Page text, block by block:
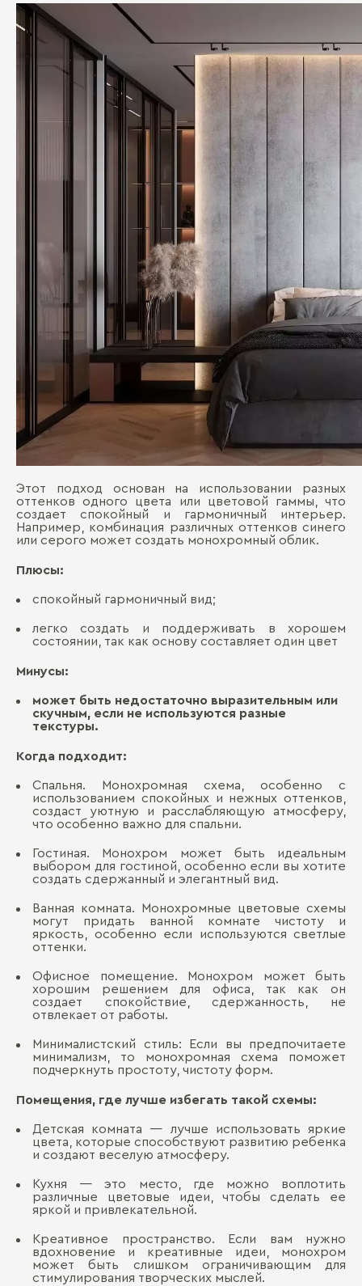
Этот подход основан на использовании разных
оттенков одного цвета или цветовой гаммы, что
создает спокойный и гармоничный интерьер.
Например, комбинация различных оттенков синего
или серого может создать монохромный облик.
Плюсы:
спокойный гармоничный вид;
легко создать и поддерживать в хорошем
состоянии, так как основу составляет один цвет
Минусы:
может быть недостаточно выразительным или
скучным, если не используются разные
текстуры.
Когда подходит:
Спальня. Монохромная схема, особенно с
использованием спокойных и нежных оттенков,
создаст уютную и расслабляющую атмосферу,
что особенно важно для спальни.
Гостиная. Монохром может быть идеальным
выбором для гостиной, особенно если вы хотите
создать сдержанный и элегантный вид.
Ванная комната. Монохромные цветовые схемы
могут придать ванной комнате чистоту и
яркость, особенно если используются светлые
оттенки.
Офисное помещение. Монохром может быть
хорошим решением для офиса, так как он
создает спокойствие, сдержанность, не
отвлекает от работы.
Минималистский стиль: Если вы предпочитаете
минимализм, то монохромная схема поможет
подчеркнуть простоту, чистоту форм.
Помещения, где лучше избегать такой схемы:
Детская комната — лучше использовать яркие
цвета, которые способствуют развитию ребенка
и создают веселую атмосферу.
Кухня — это место, где можно воплотить
различные цветовые идеи, чтобы сделать ее
яркой и привлекательной.
Креативное пространство. Если вам нужно
вдохновение и креативные идеи, монохром
может быть слишком ограничивающим для
стимулирования творческих мыслей.